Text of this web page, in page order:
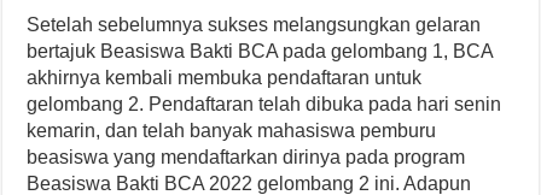
Setelah sebelumnya sukses melangsungkan gelaran
bertajuk Beasiswa Bakti BCA pada gelombang 1, BCA
akhirnya kembali membuka pendaftaran untuk
gelombang 2. Pendaftaran telah dibuka pada hari senin
kemarin, dan telah banyak mahasiswa pemburu
beasiswa yang mendaftarkan dirinya pada program
Beasiswa Bakti BCA 2022 gelombang 2 ini. Adapun